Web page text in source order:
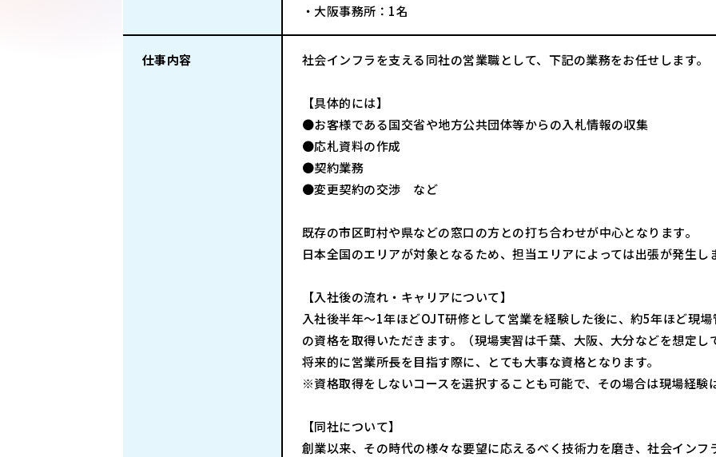
・大阪事務所：1名
仕事内容 社会インフラを支える同社の営業職として、下記の業務をお任せします。
【具体的には】
●お客様である国交省や地方公共団体等からの入札情報の収集
●応札資料の作成
●契約業務
●変更契約の交渉 など
既存の市区町村や県などの窓口の方との打ち合わせが中心となります。
日本全国のエリアが対象となるため、担当エリアによっては出張が発生し
【入社後の流れ・キャリアについて】
入社後半年～1年ほどOJT研修として営業を経験した後に、約5年ほど現
の資格を取得いただきます。（現場実習は千葉、大阪、大分などを想定し
将来的に営業所長を目指す際に、とても大事な資格となります。
※資格取得をしないコースを選択することも可能で、その場合は現場経験
【同社について】
創業以来、その時代の様々な要望に応えるべく技術力を磨き、社会イン